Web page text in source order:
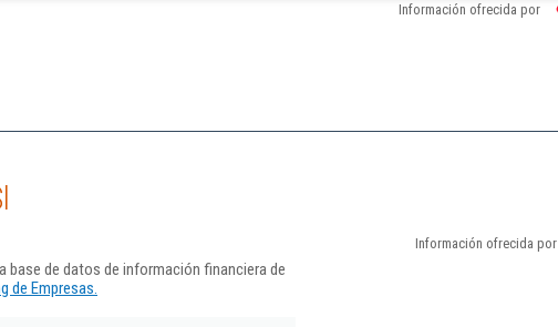
Información ofrecida por
Información ofrecida por
base de datos de información financiera de
de Empresas.